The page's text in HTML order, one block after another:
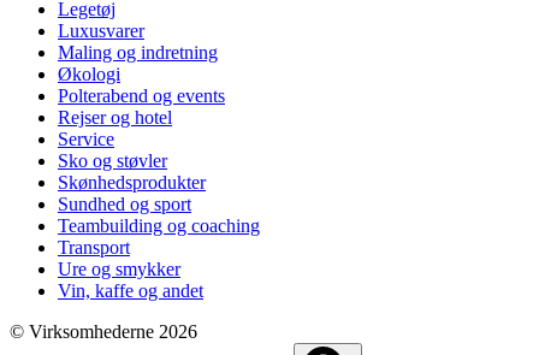
Legetøj
Luxusvarer
Maling og indretning
Økologi
Polterabend og events
Rejser og hotel
Service
Sko og støvler
Skønhedsprodukter
Sundhed og sport
Teambuilding og coaching
Transport
Ure og smykker
Vin, kaffe og andet
© Virksomhederne 2026